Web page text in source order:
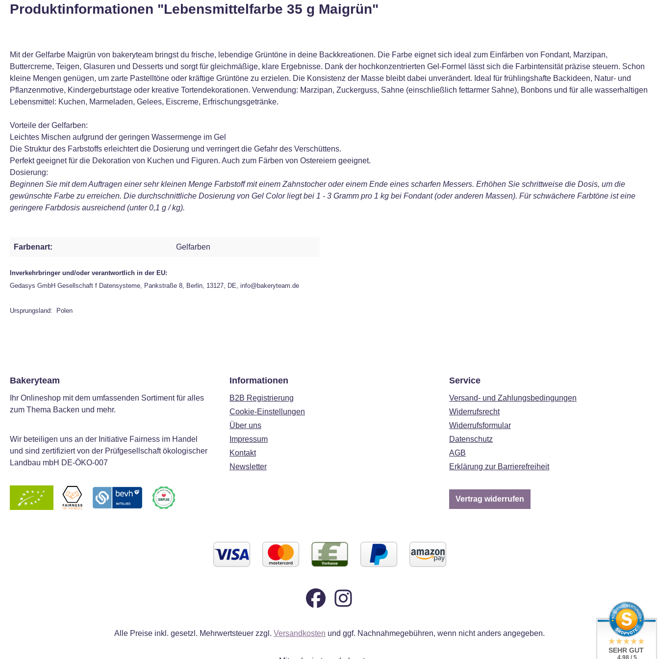
Produktinformationen "Lebensmittelfarbe 35 g Maigrün"
Mit der Gelfarbe Maigrün von bakeryteam bringst du frische, lebendige Grüntöne in deine Backkreationen. Die Farbe eignet sich ideal zum Einfärben von Fondant, Marzipan,
Buttercreme, Teigen, Glasuren und Desserts und sorgt für gleichmäßige, klare Ergebnisse. Dank der hochkonzentrierten Gel-Formel lässt sich die Farbintensität präzise steuern. Schon
kleine Mengen genügen, um zarte Pastelltöne oder kräftige Grüntöne zu erzielen. Die Konsistenz der Masse bleibt dabei unverändert. Ideal für frühlingshafte Backideen, Natur- und
Pflanzenmotive, Kindergeburtstage oder kreative Tortendekorationen. Verwendung: Marzipan, Zuckerguss, Sahne (einschließlich fettarmer Sahne), Bonbons und für alle wasserhaltigen
Lebensmittel: Kuchen, Marmeladen, Gelees, Eiscreme, Erfrischungsgetränke.
Vorteile der Gelfarben:
Leichtes Mischen aufgrund der geringen Wassermenge im Gel
Die Struktur des Farbstoffs erleichtert die Dosierung und verringert die Gefahr des Verschüttens.
Perfekt geeignet für die Dekoration von Kuchen und Figuren. Auch zum Färben von Ostereiern geeignet.
Dosierung:
Beginnen Sie mit dem Auftragen einer sehr kleinen Menge Farbstoff mit einem Zahnstocher oder einem Ende eines scharfen Messers. Erhöhen Sie schrittweise die Dosis, um die
gewünschte Farbe zu erreichen. Die durchschnittliche Dosierung von Gel Color liegt bei 1 - 3 Gramm pro 1 kg bei Fondant (oder anderen Massen). Für schwächere Farbtöne ist eine
geringere Farbdosis ausreichend (unter 0,1 g / kg).
Farbenart: Gelfarben
Inverkehrbringer und/oder verantwortlich in der EU:
Gedasys GmbH Gesellschaft f Datensysteme, Pankstraße 8, Berlin, 13127, DE, info@bakeryteam.de
Ursprungsland: Polen
Bakeryteam
Ihr Onlineshop mit dem umfassenden Sortiment für alles
zum Thema Backen und mehr.
Wir beteiligen uns an der Initiative Fairness im Handel
und sind zertifiziert von der Prüfgesellschaft ökologischer
Landbau mbH DE-ÖKO-007
Informationen
B2B Registrierung
Cookie-Einstellungen
Über uns
Impressum
Kontakt
Newsletter
Service
Versand- und Zahlungsbedingungen
Widerrufsrecht
Widerrufsformular
Datenschutz
AGB
Erklärung zur Barrierefreiheit
Vertrag widerrufen
Alle Preise inkl. gesetzl. Mehrwertsteuer zzgl. Versandkosten und ggf. Nachnahmegebühren, wenn nicht anders angegeben.
SEHR GUT
4.98 / 5